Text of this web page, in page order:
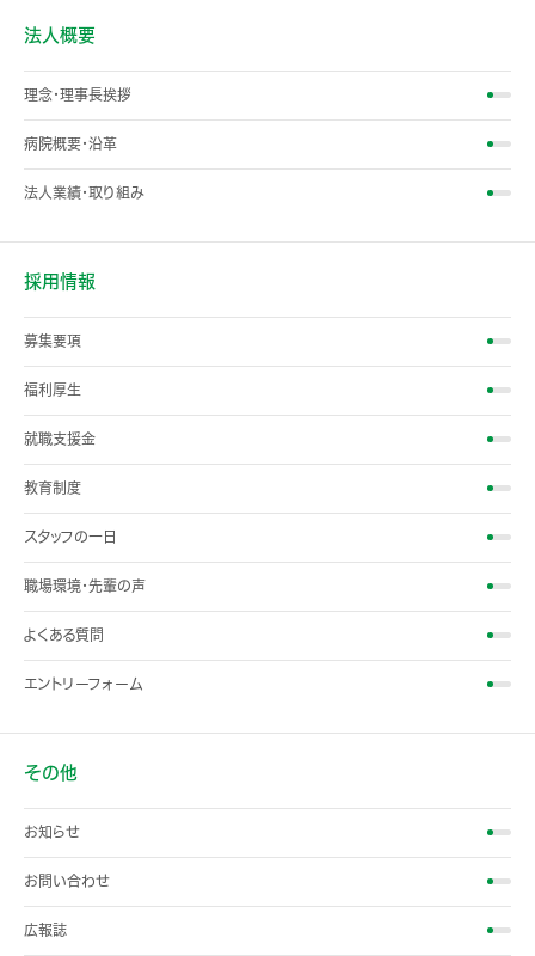
法人概要
理念・理事長挨拶
病院概要・沿革
法人業績・取り組み
採用情報
募集要項
福利厚生
就職支援金
教育制度
スタッフの一日
職場環境・先輩の声
よくある質問
エントリーフォーム
その他
お知らせ
お問い合わせ
広報誌